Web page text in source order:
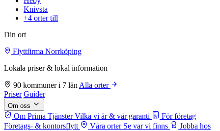
Knivsta
+4 orter till
Din ort
Flyttfirma Norrköping
Lokala priser & lokal information
90 kommuner i 7 län Alla orter
Priser Guider
Om oss
Om Prima Tjänster Vilka vi är & vår garanti
För företag
Företags- & kontorsflytt
Våra orter Se var vi finns
Jobba hos